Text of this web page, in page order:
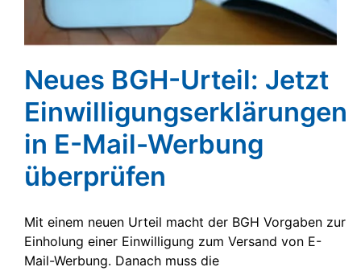
Neues BGH-Urteil: Jetzt
Einwilligungserklärungen
in E-Mail-Werbung
überprüfen
Mit einem neuen Urteil macht der BGH Vorgaben zur
Einholung einer Einwilligung zum Versand von E-
Mail-Werbung. Danach muss die